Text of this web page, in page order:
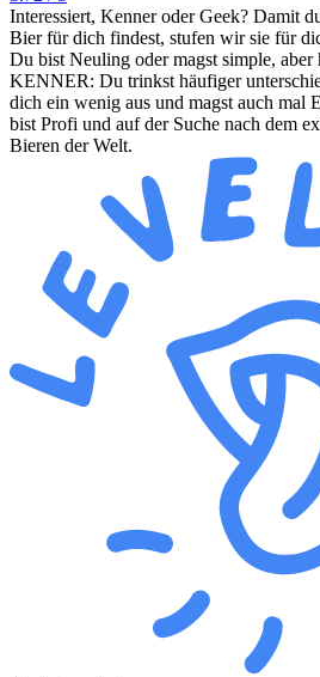
Interessiert, Kenner oder Geek? Damit
Bier für dich findest, stufen wir sie für
Du bist Neuling oder magst simple,
KENNER: Du trinkst häufiger
dich ein wenig aus und magst auch mal
bist Profi und auf der Suche nach dem
Bieren der Welt.